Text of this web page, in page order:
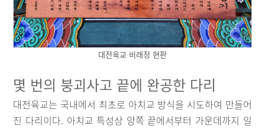
대전육교 비래정 현판
몇 번의 붕괴사고 끝에 완공한 다리
대전육교는 국내에서 최초로 아치교 방식을 시도하여 만들어
진 다리이다. 아치교 특성상 양쪽 끝에서부터 가운데까지 일